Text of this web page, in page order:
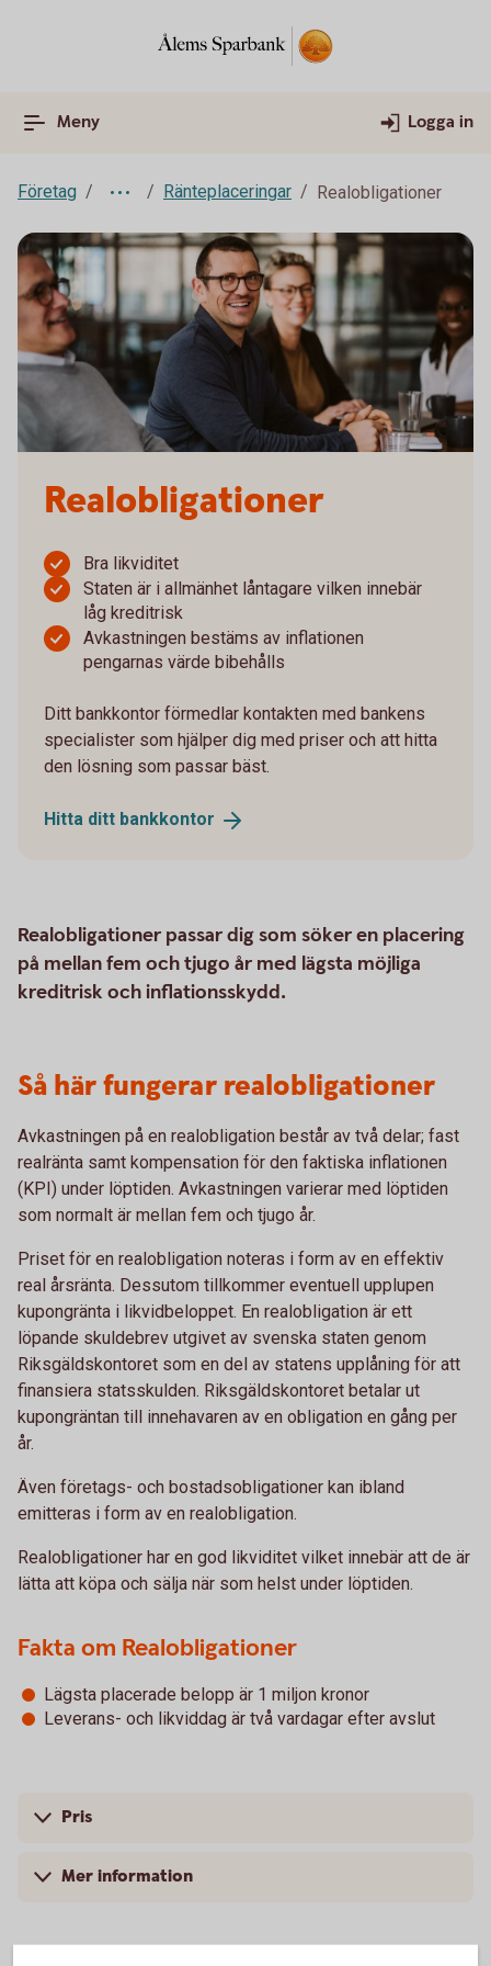
Meny Logga in
Företag Ränteplaceringar Realobligationer
Realobligationer
Bra likviditet
Staten är i allmänhet låntagare vilken innebär
låg kreditrisk
Avkastningen bestäms av inflationen
pengarnas värde bibehålls
Ditt bankkontor förmedlar kontakten med bankens
specialister som hjälper dig med priser och att hitta
den lösning som passar bäst.
Hitta ditt bankkontor
Realobligationer passar dig som söker en placering
på mellan fem och tjugo år med lägsta möjliga
kreditrisk och inflationsskydd.
Så här fungerar realobligationer
Avkastningen på en realobligation består av två delar; fast
realränta samt kompensation för den faktiska inflationen
(KPI) under löptiden. Avkastningen varierar med löptiden
som normalt är mellan fem och tjugo år.
Priset för en realobligation noteras i form av en effektiv
real årsränta. Dessutom tillkommer eventuell upplupen
kupongränta i likvidbeloppet. En realobligation är ett
löpande skuldebrev utgivet av svenska staten genom
Riksgäldskontoret som en del av statens upplåning för att
finansiera statsskulden. Riksgäldskontoret betalar ut
kupongräntan till innehavaren av en obligation en gång per
år.
Även företags- och bostadsobligationer kan ibland
emitteras i form av en realobligation.
Realobligationer har en god likviditet vilket innebär att de är
lätta att köpa och sälja när som helst under löptiden.
Fakta om Realobligationer
Lägsta placerade belopp är 1 miljon kronor
Leverans- och likviddag är två vardagar efter avslut
Pris
Mer information